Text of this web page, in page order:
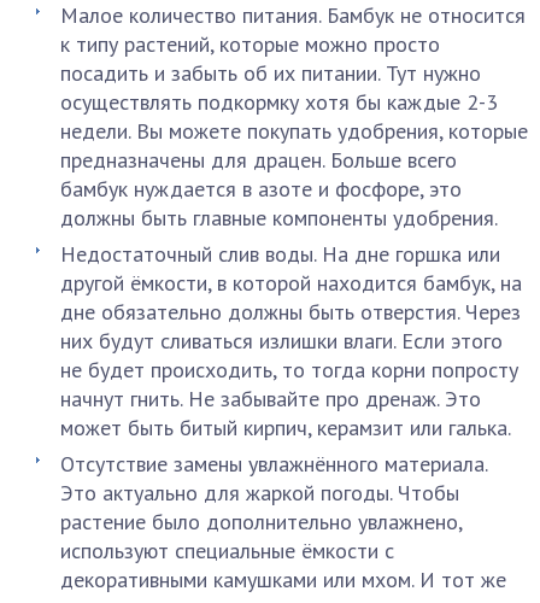
Малое количество питания. Бамбук не относится
к типу растений, которые можно просто
посадить и забыть об их питании. Тут нужно
осуществлять подкормку хотя бы каждые 2-3
недели. Вы можете покупать удобрения, которые
предназначены для драцен. Больше всего
бамбук нуждается в азоте и фосфоре, это
должны быть главные компоненты удобрения.
Недостаточный слив воды. На дне горшка или
другой ёмкости, в которой находится бамбук, на
дне обязательно должны быть отверстия. Через
них будут сливаться излишки влаги. Если этого
не будет происходить, то тогда корни попросту
начнут гнить. Не забывайте про дренаж. Это
может быть битый кирпич, керамзит или галька.
Отсутствие замены увлажнённого материала.
Это актуально для жаркой погоды. Чтобы
растение было дополнительно увлажнено,
используют специальные ёмкости с
декоративными камушками или мхом. И тот же